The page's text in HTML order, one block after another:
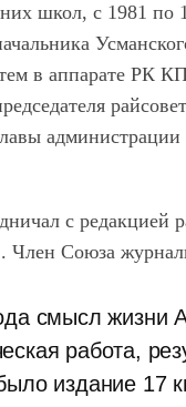
школ, с 1981 по
в аппарате РК
администрации
с редакцией
Член Союза
смысл жизни
работа,
издание 17